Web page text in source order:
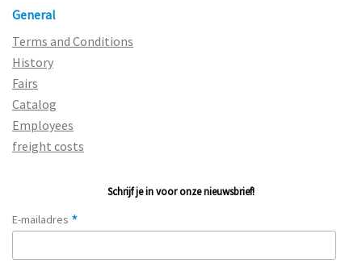
General
Terms and Conditions
History
Fairs
Catalog
Employees
freight costs
Schrijf je in voor onze nieuwsbrief!
E-mailadres *